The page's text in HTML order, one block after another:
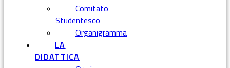
Comitato
Studentesco
Organigramma
LA
DIDATTICA